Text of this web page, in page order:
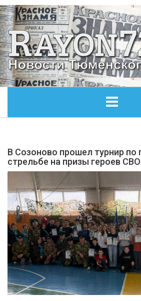
ОБЩЕСТВО
ЭКОНОМИКА
КУЛЬТУРА
БЕЗОПАСНОСТЬ
СПОРТ
АРХИВ PDF
В Созоново прошел турнир по
стрельбе на призы героев СВО